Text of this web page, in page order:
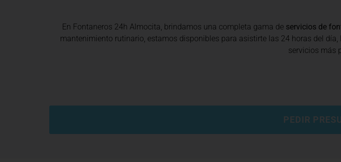
En Fontaneros 24h Almocita, brindamos una completa gama de servicios de
mantenimiento rutinario, estamos disponibles para asistirte las 24 horas del
servicios más
PEDIR